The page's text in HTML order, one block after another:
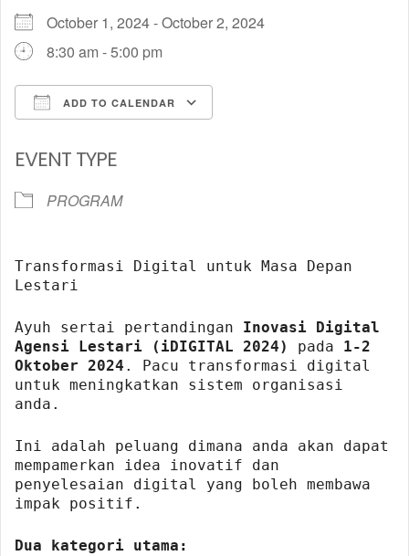
October 1, 2024 - October 2, 2024
8:30 am - 5:00 pm
ADD TO CALENDAR
EVENT TYPE
PROGRAM
Transformasi Digital untuk Masa Depan
Lestari
Ayuh sertai pertandingan Inovasi Digital
Agensi Lestari (iDIGITAL 2024)
pada 1-2
Oktober 2024 . Pacu transformasi digital
untuk meningkatkan sistem organisasi
anda.
Ini adalah peluang dimana anda akan dapat
mempamerkan idea inovatif dan
penyelesaian digital yang boleh membawa
impak positif.
Dua kategori utama: